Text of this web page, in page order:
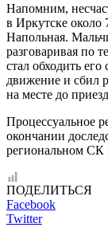
Напомним,
в Иркутске около
Напольная.
разговаривая по
стал обходить
движение и сбил
на месте до
Процессуальное
окончании
региональном
ПОДЕЛИТЬСЯ
Facebook
Twitter